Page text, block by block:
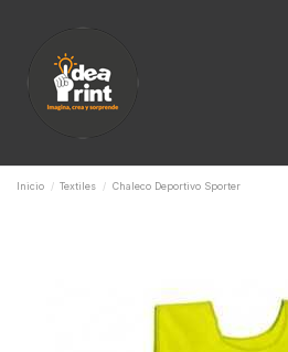
Inicio Textiles Chaleco Deportivo Sporter